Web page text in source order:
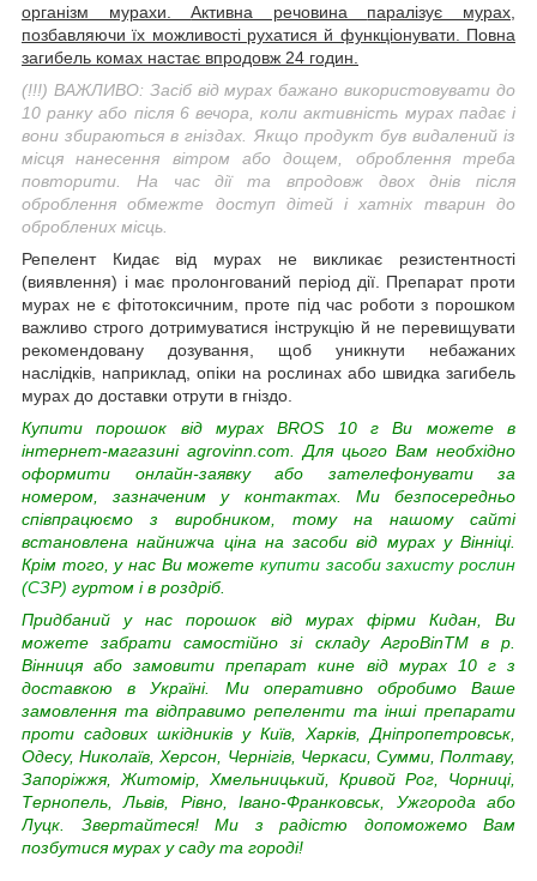
організм мурахи.Активна речовина паралізує мурах,
позбавляючи їх можливості рухатися й функціонувати. Повна
загибель комах настає впродовж 24 годин.
(!!!) ВАЖЛИВО: Засіб від мурах бажано використовувати до
10 ранку або після 6 вечора, коли активність мурах падає і
вони збираються в гніздах. Якщо продукт був видалений із
місця нанесення вітром або дощем, оброблення треба
повторити. На час дії та впродовж двох днів після
оброблення обмежте доступ дітей і хатніх тварин до
оброблених місць.
Репелент Кидає від мурах не викликає резистентності
(виявлення) і має пролонгований період дії. Препарат проти
мурах не є фітотоксичним, проте під час роботи з порошком
важливо строго дотримуватися інструкцію й не перевищувати
рекомендовану дозування, щоб уникнути небажаних
наслідків, наприклад, опіки на рослинах або швидка загибель
мурах до доставки отрути в гніздо.
Купити порошок від мурахBROS 10 г
Ви можете в
інтернет-магазині agrovinn.com. Для цього Вам необхідно
оформити онлайн-заявку або зателефонувати за
номером, зазначеним у контактах. Ми безпосередньо
співпрацюємо з виробником, тому на нашому сайті
встановлена найнижча ціна на засоби від мурах у Вінніці.
Крім того, у нас Ви можете купити засоби захисту рослин
(СЗР) гуртом і в роздріб.
Придбаний у нас порошок від мурах фірми Кидан, Ви
можете забрати самостійно зі складу АгроВinTM в р.
Вінниця або замовити препарат кине від мурах 10 гз
доставкою в Україні. Ми оперативно обробимо Ваше
замовлення та відправимо репеленти та інші препарати
проти садових шкідників у Київ, Харків, Дніпропетровськ,
Одесу, Николаїв, Херсон, Чернігів, Черкаси, Сумми, Полтаву,
Запоріжжя, Житомір, Хмельницький, Кривой Рог, Чорниці,
Тернопель, Львів, Рівно, Івано-Франковськ, Ужгорода або
Луцк. Звертайтеся! Ми з радістю допоможемо Вам
позбутися мурах у саду та городі!